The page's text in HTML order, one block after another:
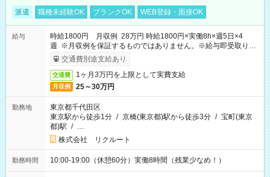
派遣 職種未経験OK ブランクOK WEB登録・面接OK
給与
時給1800円 月収例 28万円 時給1800円×実働8h×週5日×4
週 ※月収例を保証するものではありません。※給与即受取りサ
ービス利用可（利用条件有）
交通費別途支給あり
交通費 1ヶ月3万円を上限として実費支給
月収例 25～30万円
勤務地
東京都千代田区
東京駅から徒歩1分 / 京橋(東京都)駅から徒歩3分 / 宝町(東京
都)駅 / …
株式会社 リクルート
勤務時間 10:00-19:00（休憩60分）実働8時間（残業少なめ！）